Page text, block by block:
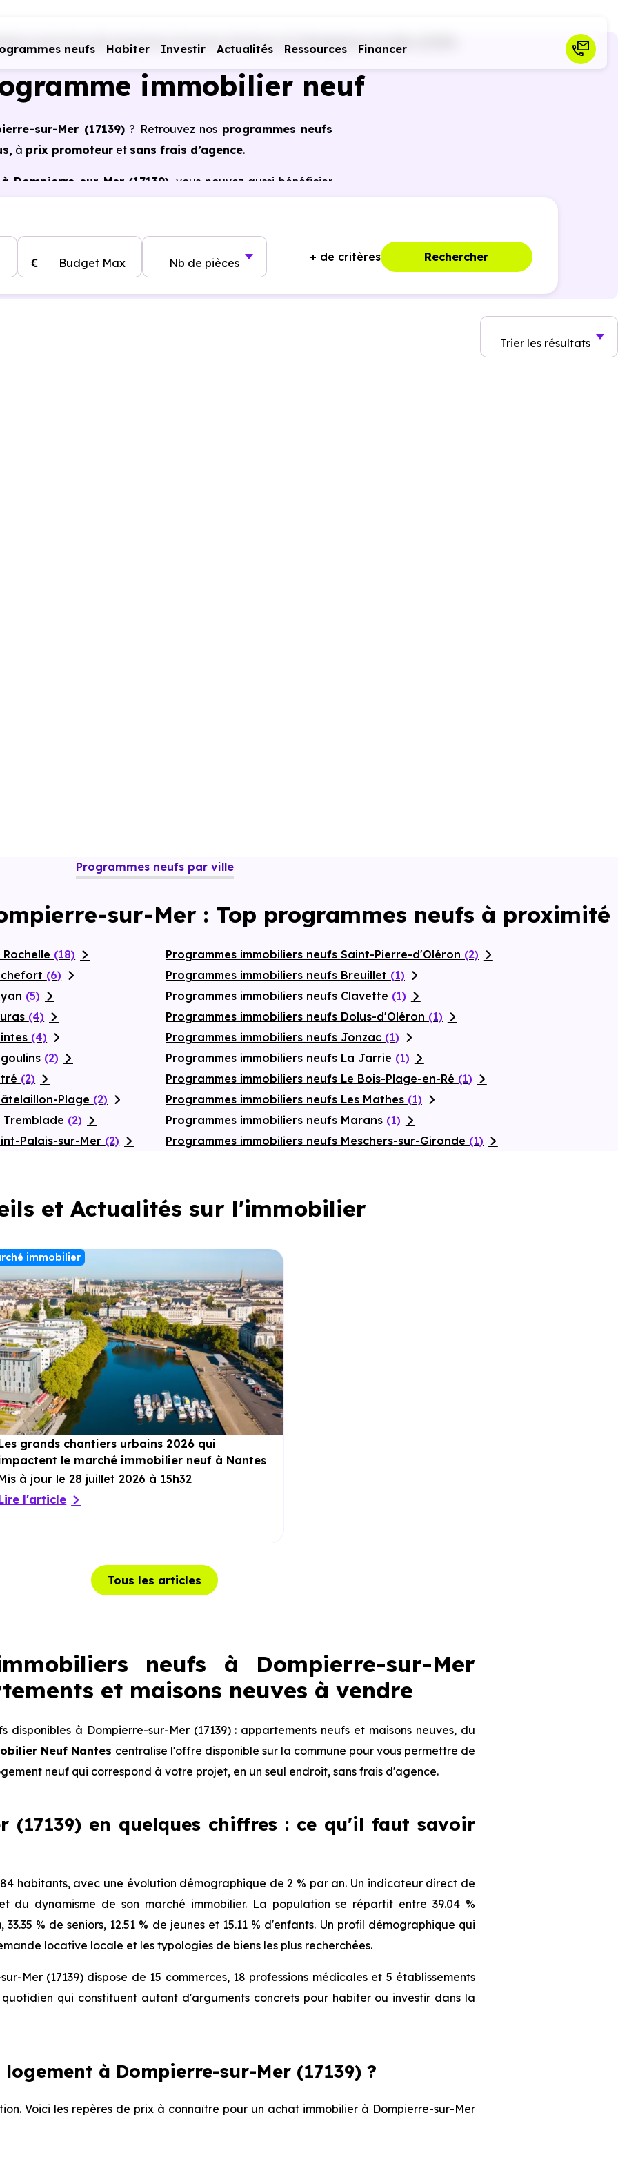
neufs Habiter Investir Actualités Ressources Financer
neufs Nouvelle Aquitaine Charente-Maritime (17) Dompierre-sur-Mer (17139)
immobilier neuf
sur-Mer (17139)? Retrouvez nos programmes neufs
à prix promoteur et sans frais d’agence.
Dompierre-sur-Mer (17139) , vous pouvez aussi bénéficier
Budget Max
€ Nb de pièces + de critères Rechercher
Trier les résultats
Programmes neufs par ville
sur-Mer : Top programmes neufs à proximité
(18)
(6)
(5)
(4)
(4)
(2)
(2)
Plage (2)
Tremblade (2)
Palais-sur-Mer (2)
Programmes immobiliers neufs Saint-Pierre-d'Oléron (2)
Programmes immobiliers neufs Breuillet (1)
Programmes immobiliers neufs Clavette (1)
Programmes immobiliers neufs Dolus-d'Oléron (1)
Programmes immobiliers neufs Jonzac (1)
Programmes immobiliers neufs La Jarrie (1)
Programmes immobiliers neufs Le Bois-Plage-en-Ré (1)
Programmes immobiliers neufs Les Mathes (1)
Programmes immobiliers neufs Marans (1)
Programmes immobiliers neufs Meschers-sur-Gironde (1)
et Actualités sur l'immobilier
immobilier
grands chantiers urbains 2026 qui
le marché immobilier neuf à Nantes
à jour le 28 juillet 2026 à 15h32
l'article
Tous les articles
neufs à Dompierre-sur-Mer
et maisons neuves à vendre
disponibles à Dompierre-sur-Mer (17139) : appartements neufs et maisons neuves, du
Neuf Nantes centralise l'offre disponible sur la commune pour vous permettre de
neuf qui correspond à votre projet, en un seul endroit, sans frais d'agence.
(17139) en quelques chiffres : ce qu'il faut savoir
habitants, avec une évolution démographique de 2 % par an. Un indicateur direct de
du dynamisme de son marché immobilier. La population se répartit entre 39.04 %
% de seniors, 12.51 % de jeunes et 15.11 % d'enfants. Un profil démographique qui
locative locale et les typologies de biens les plus recherchées.
Mer (17139) dispose de 15 commerces, 18 professions médicales et 5 établissements
quotidien qui constituent autant d'arguments concrets pour habiter ou investir dans la
à Dompierre-sur-Mer (17139) ?
Voici les repères de prix à connaître pour un achat immobilier à Dompierre-sur-Mer